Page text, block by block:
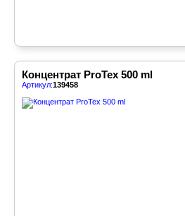
Концентрат ProTex 500 ml
Артикул:139458